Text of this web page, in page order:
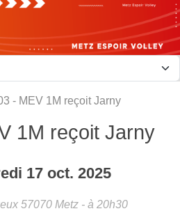
- MEV 1M reçoit Jarny
1M reçoit Jarny
17 oct. 2025
57070 Metz - à 20h30